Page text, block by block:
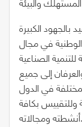
بالجهود الكبيرة
في مجال
الصناعية
إلى جميع
في الدول
وللتقييس بكافة
أنشطته ومجالاته.